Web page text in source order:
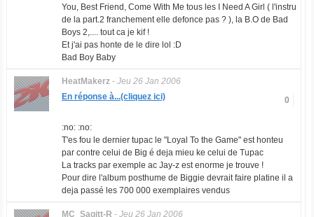
You, Best Friend, Come With Me tous les I Need A Girl ( l'instru
de la part.2 franchement elle defonce pas ? ), la B.O de Bad
Boys 2,.... tout ca je kif !
Et j'ai pas honte de le dire lol :D
Bad Boy Baby
HeatMakerz- Jeu 26 Jan 2006
0
En réponse à...(cliquez ici)
:no: :no:
T'es fou le dernier tupac le "Loyal To the Game" est honteu
par contre celui de Big é deja mieu ke celui de Tupac
La tracks par exemple ac Jay-z est enorme je trouve !
Pour dire l'album posthume de Biggie devrait faire platine il a
deja passé les 700 000 exemplaires vendus
MC_Sagitt-R - Jeu 26 Jan 2006